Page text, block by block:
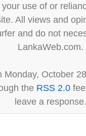
use of or
All views and
and do not
LankaWeb.com.
October
the RSS 2.0
leave a response.